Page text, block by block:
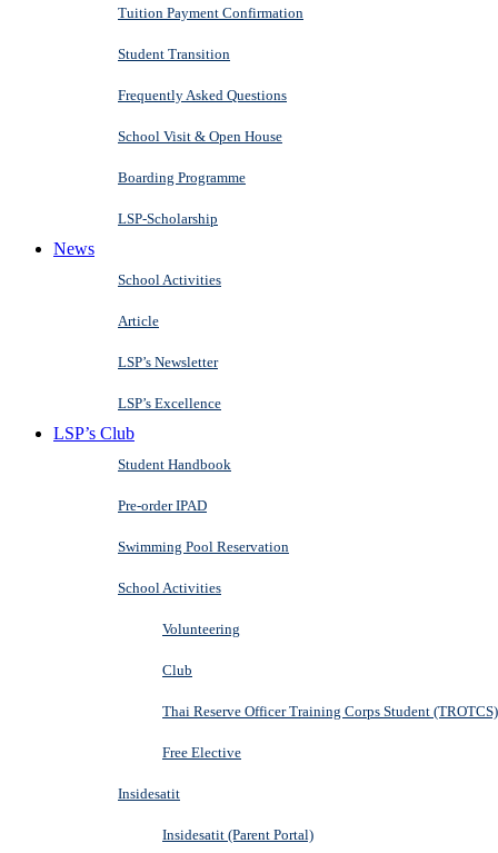
Tuition Payment Confirmation
Student Transition
Frequently Asked Questions
School Visit & Open House
Boarding Programme
LSP-Scholarship
News
School Activities
Article
LSP’s Newsletter
LSP’s Excellence
LSP’s Club
Student Handbook
Pre-order IPAD
Swimming Pool Reservation
School Activities
Volunteering
Club
Thai Reserve Officer Training Corps Student (TROTCS)
Free Elective
Insidesatit
Insidesatit (Parent Portal)